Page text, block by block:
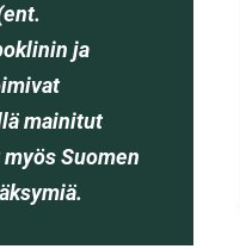
ja
mainitut
Suomen